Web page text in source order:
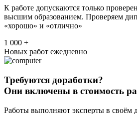
К работе допускаются только
высшим образованием. Проверяем
«хорошо» и «отлично»
1 000 +
Новых работ ежедневно
Требуются доработки?
Они включены в стоимость
Работы выполняют эксперты в своём